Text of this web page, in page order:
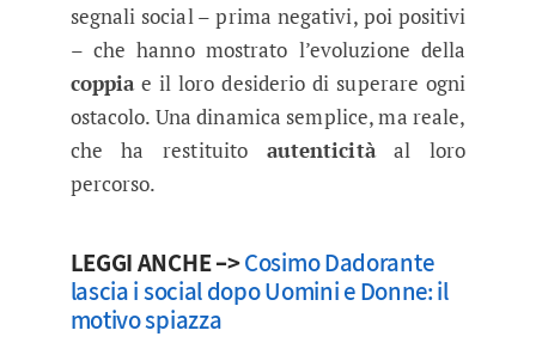
segnali social – prima negativi, poi positivi
– che hanno mostrato l’evoluzione della
coppiae il loro desiderio di superare ogni
ostacolo. Una dinamica semplice, ma reale,
che ha restituito autenticitàal loro
percorso.
LEGGI ANCHE –>Cosimo Dadorante
lascia i social dopo Uomini e Donne: il
motivo spiazza